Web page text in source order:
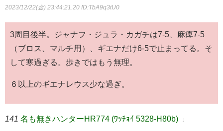
2023/12/22(金) 23:44:21.20 ID:TbA9q3tU0
3周目後半。ジャナフ・ジュラ・カガチは7-5、麻痺7-5
（ブロス、マルチ用）、ギエナだけ6-5で止まってる。そ
して寒過ぎる。歩きではもう無理。
６以上のギエナレウス少な過ぎ。
141 名も無きハンターHR774 (ﾜｯﾁｮｲ 5328-H80b) ：